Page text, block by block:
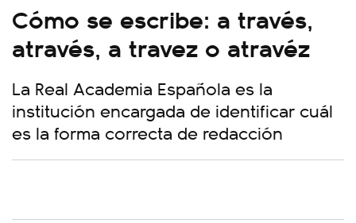
Cómo se escribe: a través,
através, a travez o atravéz
La Real Academia Española es la
institución encargada de identificar cuál
es la forma correcta de redacción